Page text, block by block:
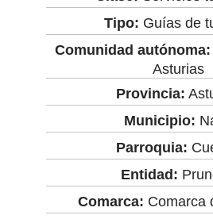
Tipo: Guías de
Comunidad autónoma:
Asturias
Provincia:
Municipio:
Parroquia:
Entidad:
Comarca: Comarca